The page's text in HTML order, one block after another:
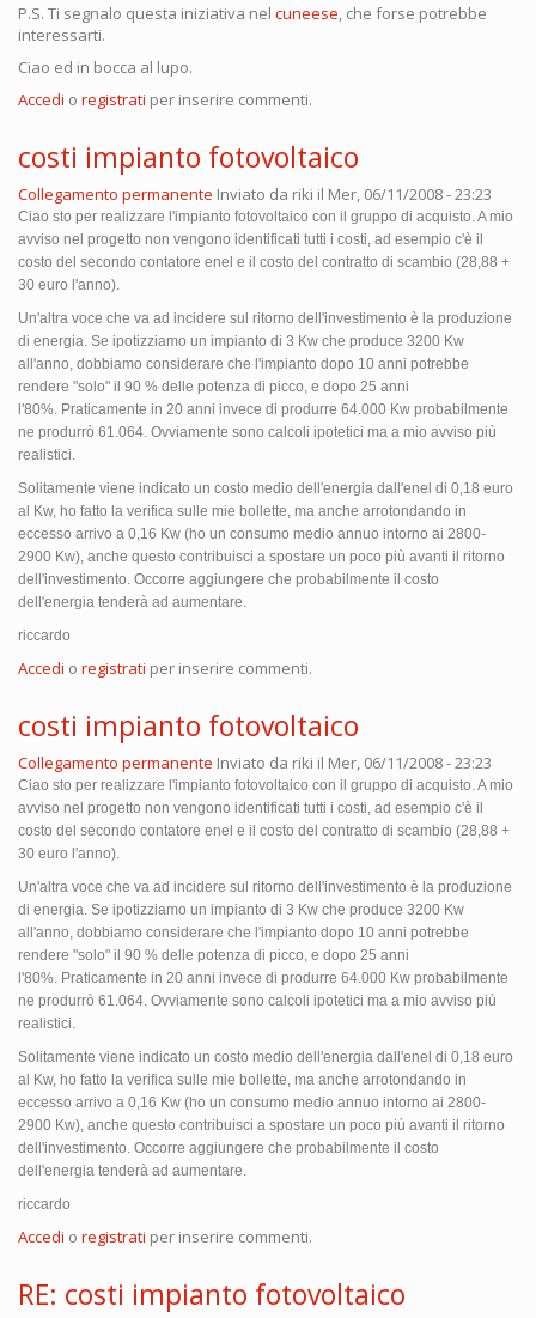
P.S. Ti segnalo questa iniziativa nel cuneese , che forse potrebbe
interessarti.
Ciao ed in bocca al lupo.
Accedi o registrati per inserire commenti.
costi impianto fotovoltaico
Collegamento permanente Inviato da riki il Mer, 06/11/2008 - 23:23
Ciao sto per realizzare l'impianto fotovoltaico con il gruppo di acquisto. A mio
avviso nel progetto non vengono identificati tutti i costi, ad esempio c'è il
costo del secondo contatore enel e il costo del contratto di scambio (28,88 +
30 euro l'anno).
Un'altra voce che va ad incidere sul ritorno dell'investimento è la produzione
di energia. Se ipotizziamo un impianto di 3 Kw che produce 3200 Kw
all'anno, dobbiamo considerare che l'impianto dopo 10 anni potrebbe
rendere "solo" il 90 % delle potenza di picco, e dopo 25 anni
l'80%. Praticamente in 20 anni invece di produrre 64.000 Kw probabilmente
ne produrrò 61.064. Ovviamente sono calcoli ipotetici ma a mio avviso più
realistici.
Solitamente viene indicato un costo medio dell'energia dall'enel di 0,18 euro
al Kw, ho fatto la verifica sulle mie bollette, ma anche arrotondando in
eccesso arrivo a 0,16 Kw (ho un consumo medio annuo intorno ai 2800-
2900 Kw), anche questo contribuisci a spostare un poco più avanti il ritorno
dell'investimento. Occorre aggiungere che probabilmente il costo
dell'energia tenderà ad aumentare.
riccardo
Accedi o registrati per inserire commenti.
costi impianto fotovoltaico
Collegamento permanente Inviato da riki il Mer, 06/11/2008 - 23:23
Ciao sto per realizzare l'impianto fotovoltaico con il gruppo di acquisto. A mio
avviso nel progetto non vengono identificati tutti i costi, ad esempio c'è il
costo del secondo contatore enel e il costo del contratto di scambio (28,88 +
30 euro l'anno).
Un'altra voce che va ad incidere sul ritorno dell'investimento è la produzione
di energia. Se ipotizziamo un impianto di 3 Kw che produce 3200 Kw
all'anno, dobbiamo considerare che l'impianto dopo 10 anni potrebbe
rendere "solo" il 90 % delle potenza di picco, e dopo 25 anni
l'80%. Praticamente in 20 anni invece di produrre 64.000 Kw probabilmente
ne produrrò 61.064. Ovviamente sono calcoli ipotetici ma a mio avviso più
realistici.
Solitamente viene indicato un costo medio dell'energia dall'enel di 0,18 euro
al Kw, ho fatto la verifica sulle mie bollette, ma anche arrotondando in
eccesso arrivo a 0,16 Kw (ho un consumo medio annuo intorno ai 2800-
2900 Kw), anche questo contribuisci a spostare un poco più avanti il ritorno
dell'investimento. Occorre aggiungere che probabilmente il costo
dell'energia tenderà ad aumentare.
riccardo
Accedi o registrati per inserire commenti.
RE: costi impianto fotovoltaico